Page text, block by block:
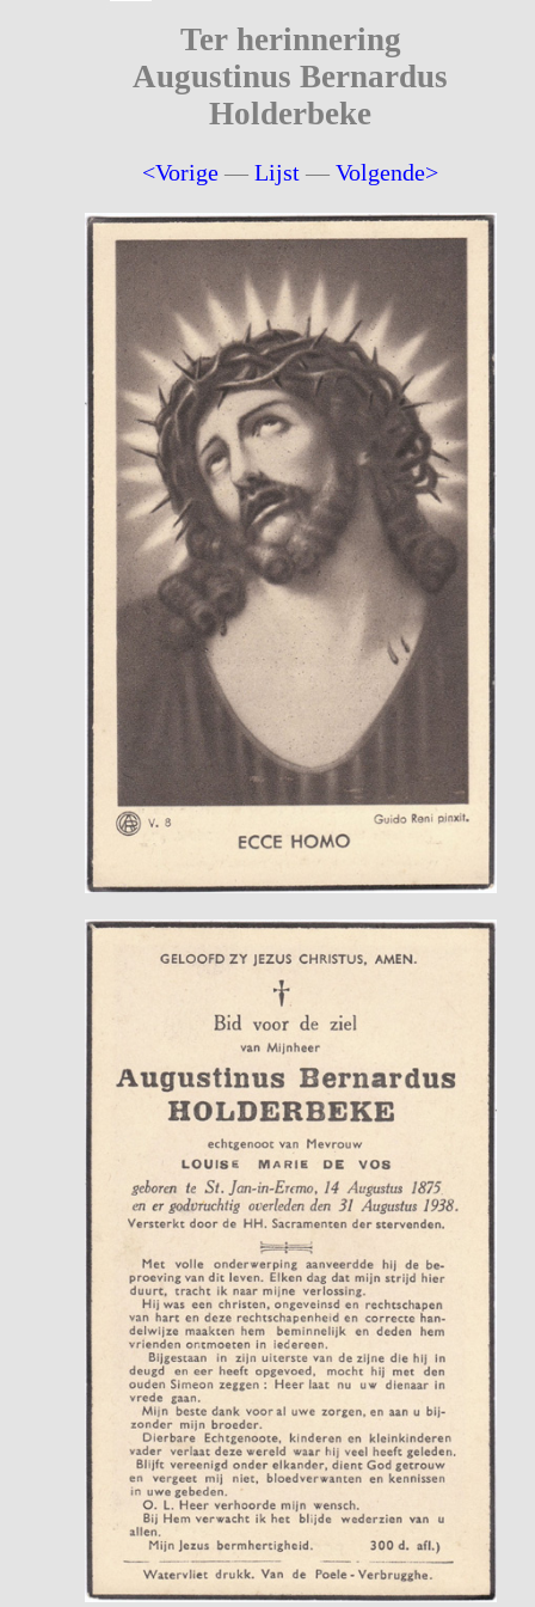
Ter herinnering
Augustinus Bernardus
Holderbeke
<Vorige —Lijst —Volgende>